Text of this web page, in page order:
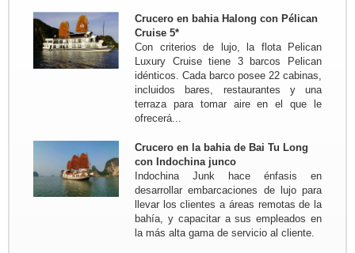
personas de...
Trayecto en resumen: Saigon -
MyTho - VinhLong ( en casa de
habitante) - CanTho ( En casa de
habitante ) - HoiAn - Hue - Hanoi -
MaiChau - HoaLu - Bahia de...
Grupo: Familia de JADOUL (05
personas)
Hich - Pu Luong Retreat - Pueblo
Kho Muong - Tam Coc - Vinh -
Cueva Phong Nha - Hue - HoiAn -
My Son - Hanoi - Bahia de...
Grupo: Familia COIGNARD
Stephane (05 personas)
Viaje al Norte de Vietnam para
Crucero en bahia Halong con Pélican
Cruise 5*
Con criterios de lujo, la flota Pelican
Luxury Cruise tiene 3 barcos Pelican
idénticos. Cada barco posee 22 cabinas,
incluidos bares, restaurantes y una
terraza para tomar aire en el que le
ofrecerá...
Crucero en la bahia de Bai Tu Long
con Indochina junco
Indochina Junk hace énfasis en
desarrollar embarcaciones de lujo para
llevar los clientes a áreas remotas de la
bahía, y capacitar a sus empleados en
la más alta gama de servicio al cliente.